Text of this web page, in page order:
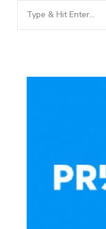
Looking
for